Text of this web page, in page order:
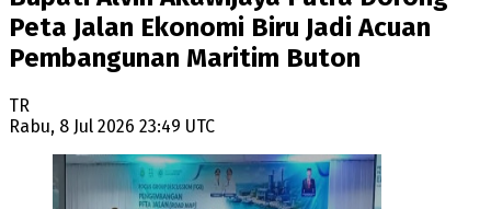
Peta Jalan Ekonomi Biru Jadi Acuan
Pembangunan Maritim Buton
TR
Rabu, 8 Jul 2026 23:49 UTC